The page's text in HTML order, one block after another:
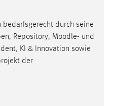
durch seine
Repository, Moodle- und
KI & Innovation sowie
der